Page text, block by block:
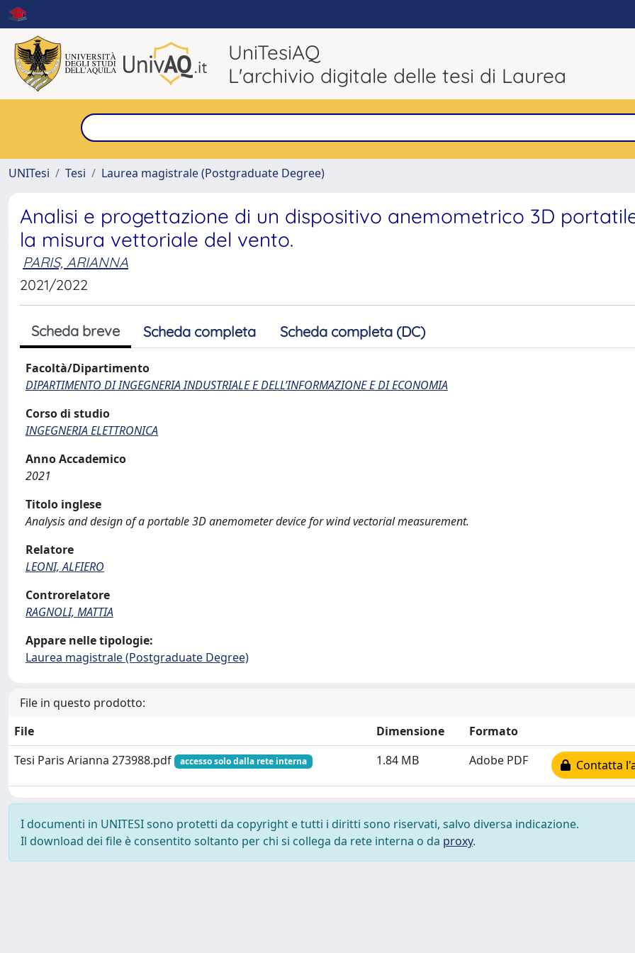
UniTesiAQ
L'archivio digitale delle tesi di Laurea
UNITesi
Tesi Laurea magistrale (Postgraduate Degree)
Analisi e progettazione di un dispositivo anemometrico 3D
la misura vettoriale del vento.
PARIS, ARIANNA
2021/2022
Scheda breve Scheda completa Scheda completa (DC)
Facoltà/Dipartimento
DIPARTIMENTO DI INGEGNERIA INDUSTRIALE E DELL’INFORMAZIONE E DI ECONOMIA
Corso di studio
INGEGNERIA ELETTRONICA
Anno Accademico
2021
Titolo inglese
Analysis and design of a portable 3D anemometer device for wind vectorial measurement.
Relatore
LEONI, ALFIERO
Controrelatore
RAGNOLI, MATTIA
Appare nelle tipologie:
Laurea magistrale (Postgraduate Degree)
File in questo prodotto:
File
Dimensione
Formato
Tesi Paris Arianna 273988.pdf
accesso solo dalla rete interna 1.84 MB Adobe PDF Contatta
I documenti in UNITESI sono protetti da copyright e tutti i diritti sono riservati, salvo diversa indicazione.
Il download dei file è consentito soltanto per chi si collega da rete interna o da proxy.